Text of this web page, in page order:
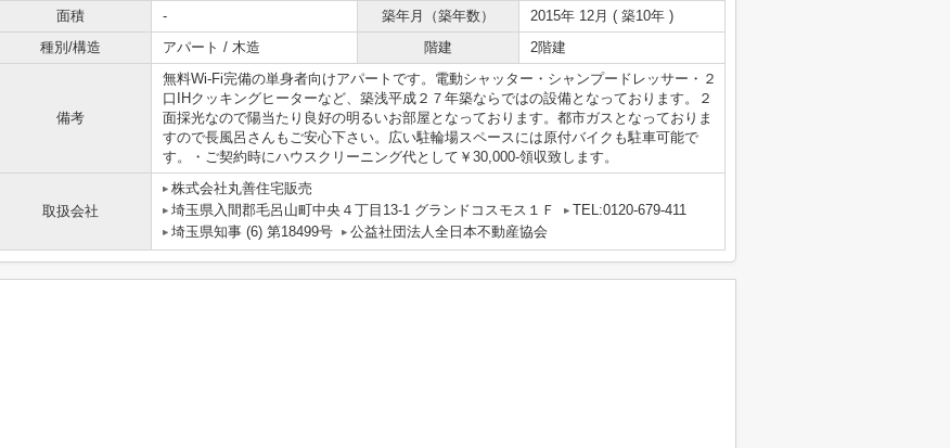
面積
- 築年月（築年数）
2015年 12月 ( 築10年 )
種別/構造
アパート / 木造 階建 2階建
備考
無料Wi-Fi完備の単身者向けアパートです。電動シャッター・シャンプードレッサー・２
口IHクッキングヒーターなど、築浅平成２７年築ならではの設備となっております。２
面採光なので陽当たり良好の明るいお部屋となっております。都市ガスとなっておりま
すので長風呂さんもご安心下さい。広い駐輪場スペースには原付バイクも駐車可能で
す。・ご契約時にハウスクリーニング代として￥30,000-領収致します。
取扱会社
株式会社丸善住宅販売
埼玉県入間郡毛呂山町中央４丁目13-1 グランドコスモス１Ｆ
TEL:0120-679-411
埼玉県知事 (6) 第18499号
公益社団法人全日本不動産協会